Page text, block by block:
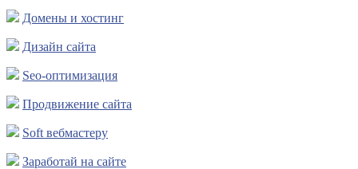
Домены и хостинг
Дизайн сайта
Seo-оптимизация
Продвижение сайта
Soft вебмастеру
Заработай на сайте